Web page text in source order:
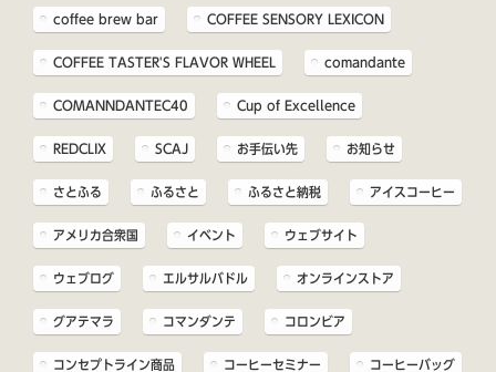
coffee brew bar COFFEE SENSORY LEXICON
COFFEE TASTER'S FLAVOR WHEEL comandante
COMANNDANTEC40 Cup of Excellence
REDCLIX SCAJ お手伝い先 お知らせ
さとふる ふるさと ふるさと納税 アイスコーヒー
アメリカ合衆国 イベント ウェブサイト
ウェブログ エルサルバドル オンラインストア
グアテマラ コマンダンテ コロンビア
コンセプトライン商品 コーヒーセミナー コーヒーバッグ